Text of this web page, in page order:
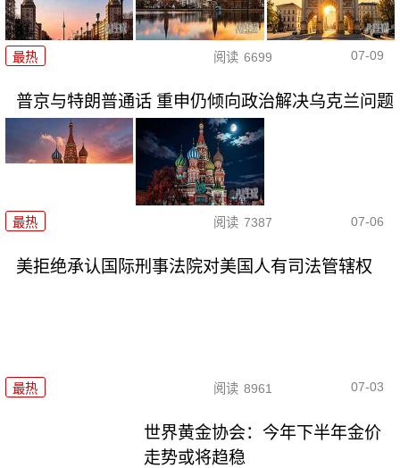
最热 阅读 6699 07-09
普京与特朗普通话 重申仍倾向政治解决乌克兰问题
最热 阅读 7387 07-06
美拒绝承认国际刑事法院对美国人有司法管辖权
最热 阅读 8961 07-03
世界黄金协会：今年下半年金价
走势或将趋稳